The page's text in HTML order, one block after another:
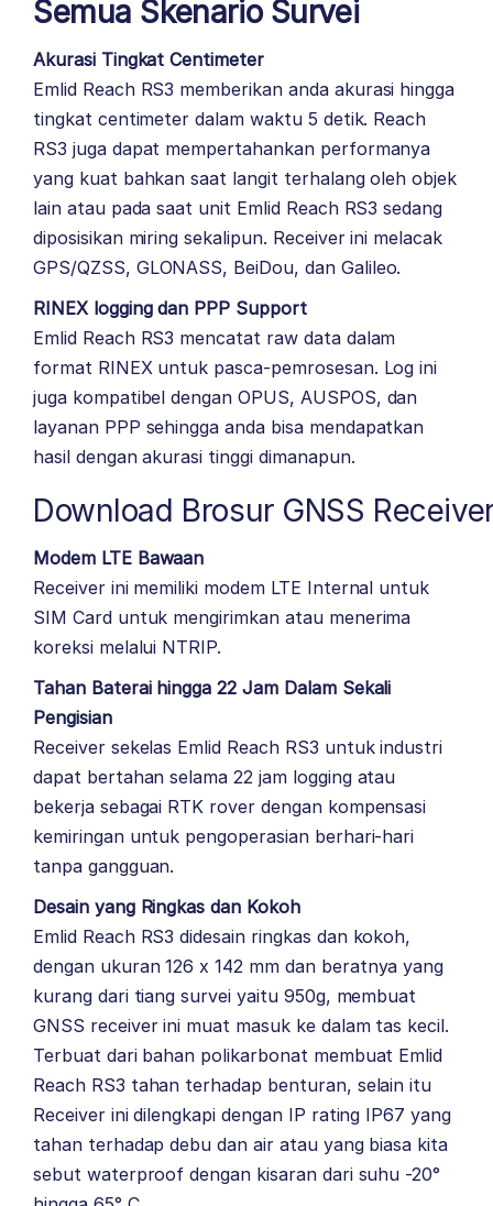
Semua Skenario Survei
Akurasi Tingkat Centimeter
Emlid Reach RS3 memberikan anda akurasi hingga
tingkat centimeter dalam waktu 5 detik. Reach
RS3 juga dapat mempertahankan performanya
yang kuat bahkan saat langit terhalang oleh objek
lain atau pada saat unit Emlid Reach RS3 sedang
diposisikan miring sekalipun. Receiver ini melacak
GPS/QZSS, GLONASS, BeiDou, dan Galileo.
RINEX logging dan PPP Support
Emlid Reach RS3 mencatat raw data dalam
format RINEX untuk pasca-pemrosesan. Log ini
juga kompatibel dengan OPUS, AUSPOS, dan
layanan PPP sehingga anda bisa mendapatkan
hasil dengan akurasi tinggi dimanapun.
Download Brosur GNSS
Modem LTE Bawaan
Receiver ini memiliki modem LTE Internal untuk
SIM Card untuk mengirimkan atau menerima
koreksi melalui NTRIP.
Tahan Baterai hingga 22 Jam Dalam Sekali
Pengisian
Receiver sekelas Emlid Reach RS3 untuk industri
dapat bertahan selama 22 jam logging atau
bekerja sebagai RTK rover dengan kompensasi
kemiringan untuk pengoperasian berhari-hari
tanpa gangguan.
Desain yang Ringkas dan Kokoh
Emlid Reach RS3 didesain ringkas dan kokoh,
dengan ukuran 126 x 142 mm dan beratnya yang
kurang dari tiang survei yaitu 950g, membuat
GNSS receiver ini muat masuk ke dalam tas kecil.
Terbuat dari bahan polikarbonat membuat Emlid
Reach RS3 tahan terhadap benturan, selain itu
Receiver ini dilengkapi dengan IP rating IP67 yang
tahan terhadap debu dan air atau yang biasa kita
sebut waterproof dengan kisaran dari suhu -20°